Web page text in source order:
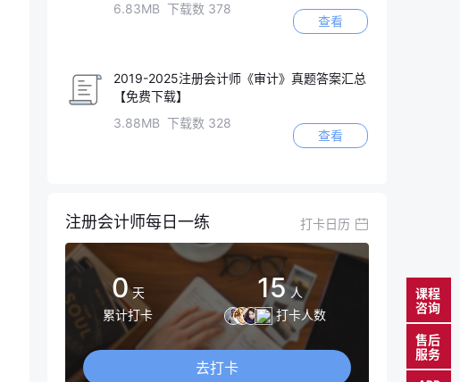
6.83MB 下载数 378
查看
2019-2025注册会计师《审计》真题答案汇总
【免费下载】
3.88MB 下载数 328
查看
注册会计师每日一练 打卡日历
0 天
累计打卡
15 人
打卡人数
去打卡
课程
咨询
售后
服务